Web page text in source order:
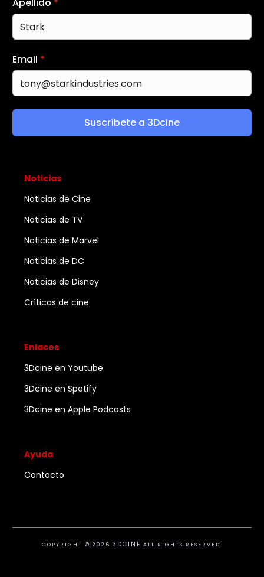
Email *
Suscríbete a 3Dcine
Noticias
Noticias de Cine
Noticias de TV
Noticias de Marvel
Noticias de DC
Noticias de Disney
Críticas de cine
Enlaces
3Dcine en Youtube
3Dcine en Spotify
3Dcine en Apple Podcasts
Ayuda
Contacto
COPYRIGHT © 2026 3DCINE ALL RIGHTS RESERVED.